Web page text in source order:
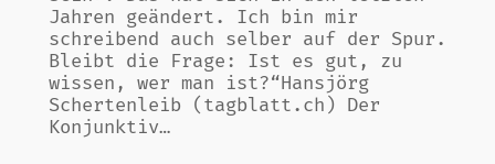
Jahren geändert. Ich bin mir
schreibend auch selber auf der Spur.
Bleibt die Frage: Ist es gut, zu
wissen, wer man ist?“Hansjörg
Schertenleib (tagblatt.ch) Der
Konjunktiv…